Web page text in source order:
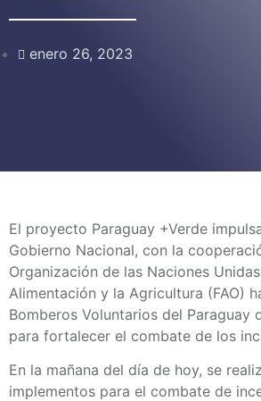
enero 26, 2023
El proyecto Paraguay +Verde
Gobierno Nacional, con la
Organización de las Naciones
Alimentación y la Agricultura (FAO)
Bomberos Voluntarios del Paraguay
para fortalecer el combate de los
En la mañana del día de hoy, se
implementos para el combate de